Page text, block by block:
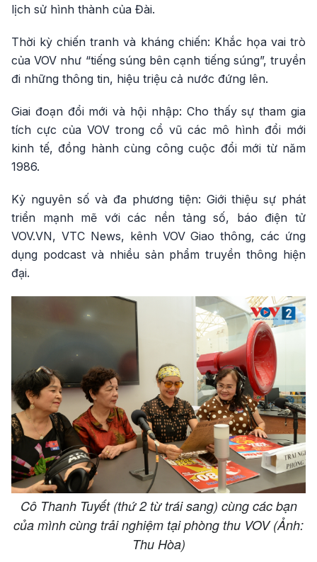
lịch sử hình thành của Đài.
Thời kỳ chiến tranh và kháng chiến: Khắc họa vai trò
của VOV như “tiếng súng bên cạnh tiếng súng”, truyền
đi những thông tin, hiệu triệu cả nước đứng lên.
Giai đoạn đổi mới và hội nhập: Cho thấy sự tham gia
tích cực của VOV trong cổ vũ các mô hình đổi mới
kinh tế, đồng hành cùng công cuộc đổi mới từ năm
1986.
Kỷ nguyên số và đa phương tiện: Giới thiệu sự phát
triển mạnh mẽ với các nền tảng số, báo điện tử
VOV.VN, VTC News, kênh VOV Giao thông, các ứng
dụng podcast và nhiều sản phẩm truyền thông hiện
đại.
Cô Thanh Tuyết (thứ 2 từ trái sang) cùng các bạn
của mình cùng trải nghiệm tại phòng thu VOV (Ảnh:
Thu Hòa)